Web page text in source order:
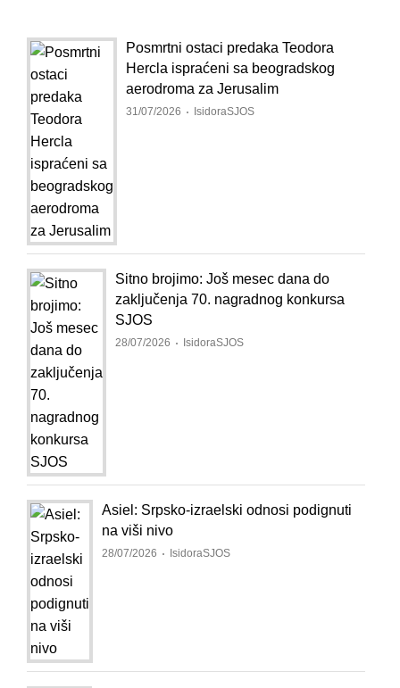
Posmrtni ostaci predaka Teodora
Hercla ispraćeni sa beogradskog
aerodroma za Jerusalim
31/07/2026 IsidoraSJOS
Sitno brojimo: Još mesec dana do
zaključenja 70. nagradnog konkursa
SJOS
28/07/2026 IsidoraSJOS
Asiel: Srpsko-izraelski odnosi podignuti
na viši nivo
28/07/2026 IsidoraSJOS